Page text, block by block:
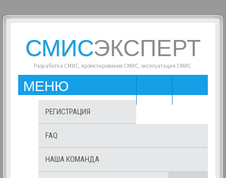
СМИСЭКСПЕРТ
Разработка СМИС, проектирование СМИС, эксплуатация СМИС
МЕНЮ
РЕГИСТРАЦИЯ
FAQ
НАША КОМАНДА